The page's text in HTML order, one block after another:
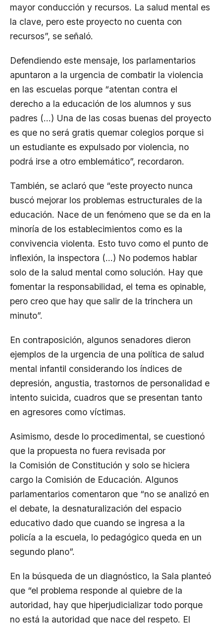
mayor conducción y recursos. La salud mental es
la clave, pero este proyecto no cuenta con
recursos”, se señaló.
Defendiendo este mensaje, los parlamentarios
apuntaron a la urgencia de combatir la violencia
en las escuelas porque “atentan contra el
derecho a la educación de los alumnos y sus
padres (…) Una de las cosas buenas del proyecto
es que no será gratis quemar colegios porque si
un estudiante es expulsado por violencia, no
podrá irse a otro emblemático”, recordaron.
También, se aclaró que “este proyecto nunca
buscó mejorar los problemas estructurales de la
educación. Nace de un fenómeno que se da en la
minoría de los establecimientos como es la
convivencia violenta. Esto tuvo como el punto de
inflexión, la inspectora (…) No podemos hablar
solo de la salud mental como solución. Hay que
fomentar la responsabilidad, el tema es opinable,
pero creo que hay que salir de la trinchera un
minuto”.
En contraposición, algunos senadores dieron
ejemplos de la urgencia de una política de salud
mental infantil considerando los índices de
depresión, angustia, trastornos de personalidad e
intento suicida, cuadros que se presentan tanto
en agresores como víctimas.
Asimismo, desde lo procedimental, se cuestionó
que la propuesta no fuera revisada por
la Comisión de Constitución y solo se hiciera
cargo la Comisión de Educación. Algunos
parlamentarios comentaron que “no se analizó en
el debate, la desnaturalización del espacio
educativo dado que cuando se ingresa a la
policía a la escuela, lo pedagógico queda en un
segundo plano”.
En la búsqueda de un diagnóstico, la Sala planteó
que “el problema responde al quiebre de la
autoridad, hay que hiperjudicializar todo porque
no está la autoridad que nace del respeto. El